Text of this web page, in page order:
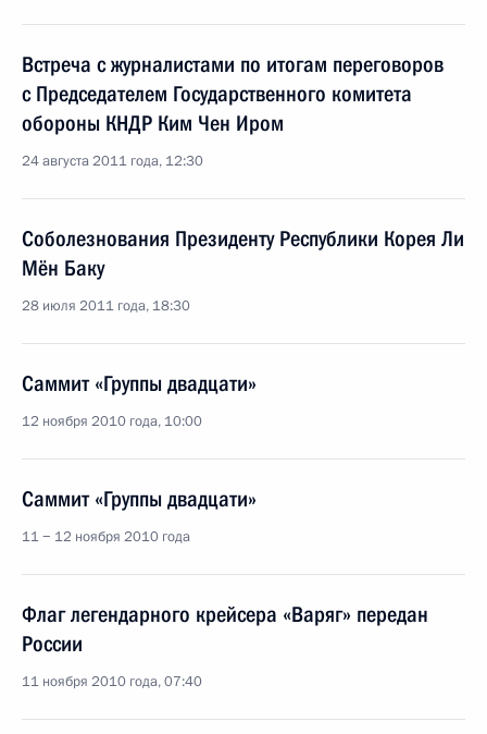
Встреча с журналистами по итогам переговоров
с Председателем Государственного комитета
обороны КНДР Ким Чен Иром
24 августа 2011 года, 12:30
Соболезнования Президенту Республики Корея Ли
Мён Баку
28 июля 2011 года, 18:30
Саммит «Группы двадцати»
12 ноября 2010 года, 10:00
Саммит «Группы двадцати»
11 − 12 ноября 2010 года
Флаг легендарного крейсера «Варяг» передан
России
11 ноября 2010 года, 07:40